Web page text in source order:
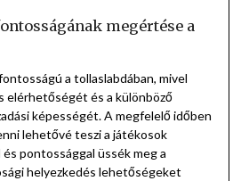
megértése a
a tollaslabdában, mivel
elérhetőségét és a különböző
képességét. A megfelelő időben
lehetővé teszi a játékosok
és pontossággal üssék meg a
helyezkedés lehetőségeket